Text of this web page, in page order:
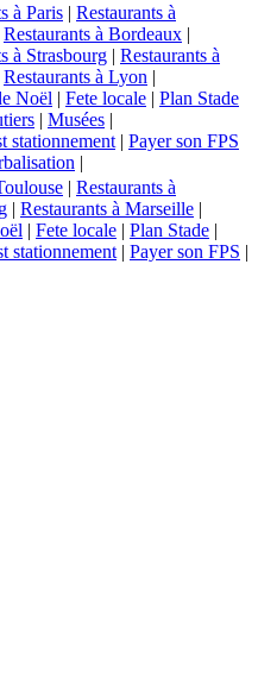
à Paris | Restaurants à
Restaurants à Bordeaux |
à Strasbourg | Restaurants à
Restaurants à Lyon |
Noël | Fete locale | Plan Stade
| Musées |
stationnement | Payer son FPS
|
| Restaurants à
| Restaurants à Marseille |
| Fete locale | Plan Stade |
stationnement | Payer son FPS |